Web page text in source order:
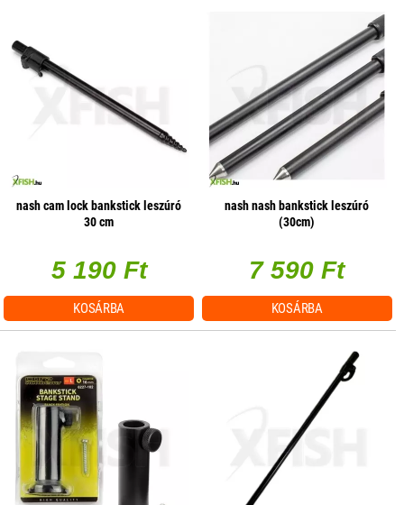
nash cam lock bankstick leszúró
30 cm
5 190 Ft
KOSÁRBA
nash nash bankstick leszúró
(30cm)
7 590 Ft
KOSÁRBA